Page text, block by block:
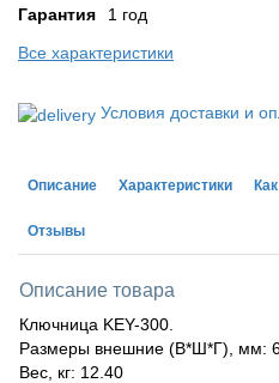
Гарантия
1 год
Все характеристики
Условия доставки и
Описание Характеристики
Отзывы
Описание товара
Ключница KEY-300.
Размеры внешние (В*Ш*Г), мм:
Вес, кг: 12.40